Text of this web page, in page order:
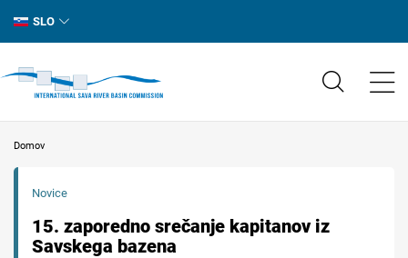
SLO
Domov
Novice
15. zaporedno srečanje kapitanov iz
Savskega bazena